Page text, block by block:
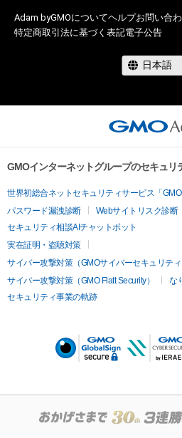
Adam byGMOについてヘルプお問い合
特定商取引法に基づく表記電子公告
GMOインターネットグループのセキュリ
世界初総合ネットセキュリティサービス「GMO
パスワード漏洩診断
Webサイトリスク診断
セキュリティ相談AIチャットボット
実在証明・盗聴対策
サイバー攻撃対策（GMOサイバーセキュリティ
サイバー攻撃対策（GMO Flatt Security）
な
セキュリティ事業の軌跡